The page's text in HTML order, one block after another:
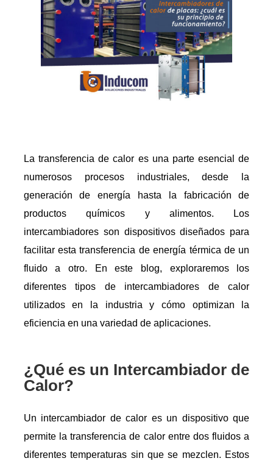
La transferencia de calor es una parte esencial de
numerosos procesos industriales, desde la
generación de energía hasta la fabricación de
productos químicos y alimentos. Los
intercambiadores son dispositivos diseñados para
facilitar esta transferencia de energía térmica de un
fluido a otro. En este blog, exploraremos los
diferentes tipos de intercambiadores de calor
utilizados en la industria y cómo optimizan la
eficiencia en una variedad de aplicaciones.
¿Qué es un Intercambiador de
Calor?
Un intercambiador de calor es un dispositivo que
permite la transferencia de calor entre dos fluidos a
diferentes temperaturas sin que se mezclen. Estos